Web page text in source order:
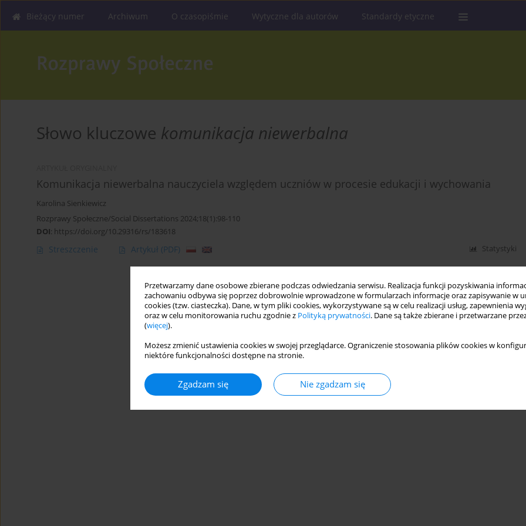
Przetwarzamy dane osobowe zbierane podczas odwiedzania serwisu. Realizacja funkcji pozyskiwania
zachowaniu odbywa się poprzez dobrowolnie wprowadzone w formularzach informacje oraz zapisywanie w
cookies (tzw. ciasteczka). Dane, w tym pliki cookies, wykorzystywane są w celu realizacji usług, zapewnienia
oraz w celu monitorowania ruchu zgodnie z Polityką prywatności. Dane są także zbierane i przetwarzane
(więcej).
Możesz zmienić ustawienia cookies w swojej przeglądarce. Ograniczenie stosowania plików cookies w
niektóre funkcjonalności dostępne na stronie.
Zgadzam się Nie zgadzam się
Bieżący numer Archiwum O czasopiśmie Wytyczne dla autorów Standardy etyczne
Słowo kluczowe komunikacja niewerbalna
Komunikacja niewerbalna nauczyciela względem uczniów w procesie edukacji i wychowania
Karolina Sienkiewicz
Rozprawy Społeczne/Social Dissertations 2024;18(1):98-110
DOI: https://doi.org/10.29316/rs/183618
Streszczenie Artykuł (PDF) Statystyki